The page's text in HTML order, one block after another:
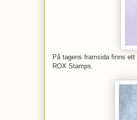
På tagens framsida finns
ROX Stamps.